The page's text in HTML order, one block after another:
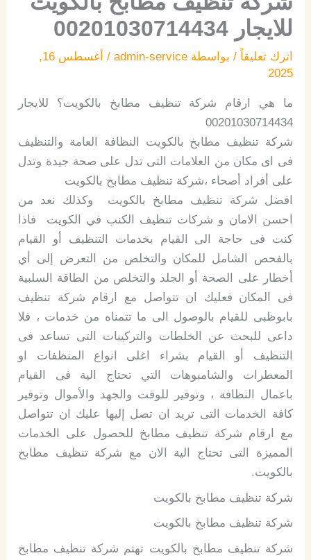
للايجار 00201030714434
اترك تعليقاً / بواسطة admin-service
/
أغسطس 16,
2025
ما هي ارقام شركة تنظيف مطابخ بالكويت؟ للايجار
00201030714434
شركة تنظيف مطابخ بالكويت النظافة العامة والتنظيف
فى اى مكان من العلامات التى تدل على صحة جيدة وتدل
على أفراد أصحاء ،شركة تنظيف مطابخ بالكويت
افضل شركة تنظيف مطابخ بالكويت وكذلك نعد من
احسن الامان و شركات تنظيف الكنب في الكويت فاذا
كنت فى حاجة الى القيام بخدمات التنظيف أو القيام
بالفحص الشامل للمكان والتخلص من التعرض إلى أي
أخطار على الصحة أو الجلد والتخلص من الطاقة السلبية
فى المكان فعليك ان تتواصل مع ارقام شركة تنظيف
بابوظبى للقيام بالوصول الى ما تتمناه من خدمات ، فلا
داعى للبحث عن الخلطات والتركيبات التى تساعد فى
التنظيف أو القيام بشراء اغلى انواع المنظفات او
المعطرات والشامبوهات التي تحتاج الية فى القيام
باعمال النظافة ، وتوفير للوقت والجهد والأموال وتوفير
كافة الخدمات التى تريد ان تصل إليها عليك ان تتواصل
مع ارقام شركة تنظيف مطابخ للحصول على الخدمات
المميزة التى تحتاج الية الان مع شركة تنظيف مطابخ
بالكويت.
شركة تنظيف مطابخ بالكويت
شركة تنظيف مطابخ بالكويت
شركة تنظيف مطابخ بالكويت تهتم شركة تنظيف مطابخ